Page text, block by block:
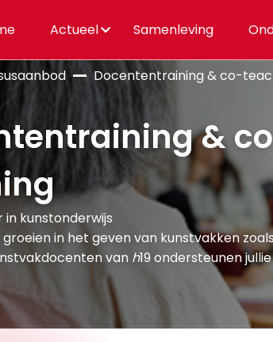
Actueel Samenleving
Docententraining & co-
&
kunstonderwijs
in het geven van kunstvakken
van h19 ondersteunen